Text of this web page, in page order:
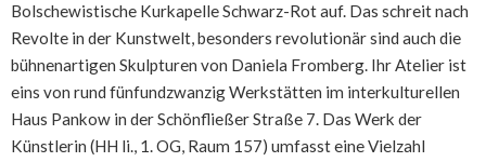
Bolschewistische Kurkapelle Schwarz-Rot auf. Das schreit nach
Revolte in der Kunstwelt, besonders revolutionär sind auch die
bühnenartigen Skulpturen von Daniela Fromberg. Ihr Atelier ist
eins von rund fünfundzwanzig Werkstätten im interkulturellen
Haus Pankow in der Schönfließer Straße 7. Das Werk der
Künstlerin (HH li., 1. OG, Raum 157) umfasst eine Vielzahl